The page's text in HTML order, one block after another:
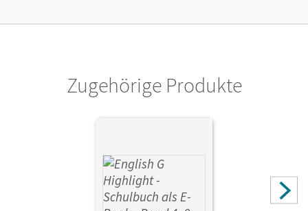
einer Laufzeit von einem Jahr
Zugehörige Produkte